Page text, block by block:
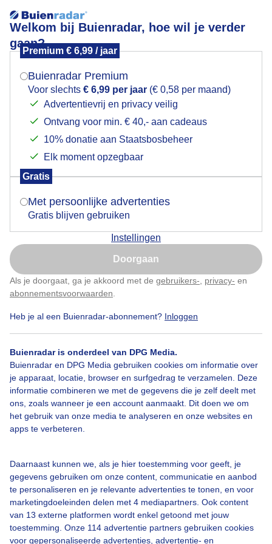
Welkom bij Buienradar, hoe wil je verder
gaan?
Premium € 6,99 / jaar
Buienradar Premium
Voor slechts € 6,99 per jaar (€ 0,58 per maand)
Advertentievrij en privacy veilig
Ontvang voor min. € 40,- aan cadeaus
10% donatie aan Staatsbosbeheer
Elk moment opzegbaar
Gratis
Met persoonlijke advertenties
Gratis blijven gebruiken
Instellingen
Doorgaan
Als je doorgaat, ga je akkoord met de gebruikers- privacy- en
abonnementsvoorwaarden
Heb je al een Buienradar-abonnement? Inloggen
Buienradar is onderdeel van DPG Media.
Buienradar en DPG Media gebruiken cookies om informatie over
je apparaat, locatie, browser en surfgedrag te verzamelen. Deze
informatie combineren we met de gegevens die je zelf deelt met
ons, zoals wanneer je een account aanmaakt. Dit doen we om
het gebruik van onze media te analyseren en onze websites en
apps te verbeteren.
Daarnaast kunnen we, als je hier toestemming voor geeft, je
gegevens gebruiken om onze content, communicatie en aanbod
te personaliseren en je relevante advertenties te tonen, en voor
marketingdoeleinden delen met 4 mediapartners. Ook content
van 13 externe platformen wordt enkel getoond met jouw
toestemming. Onze 114 advertentie partners gebruiken cookies
voor gepersonaliseerde advertenties, advertentie- en
opstuivendzand
Een moment geduld aub...
Populaire categorieën
Lente
Zomer
Over Buienradar
Bedrijfsgegevens
Veelgestelde vragen
Contact
Toegankelijkheid
Buienradar Team
Privacy beleid
Cookie beleid
Privacy instellingen
Mogen we je locatie gebruiken voor het
Indien je hier nog geen akkoord op hebt gegeven,
verschijnt er zo een pop-up uit je browser waarin
Is goed, toon de popup
Nu niet, misschien later
Klik hierom dit aan te passen